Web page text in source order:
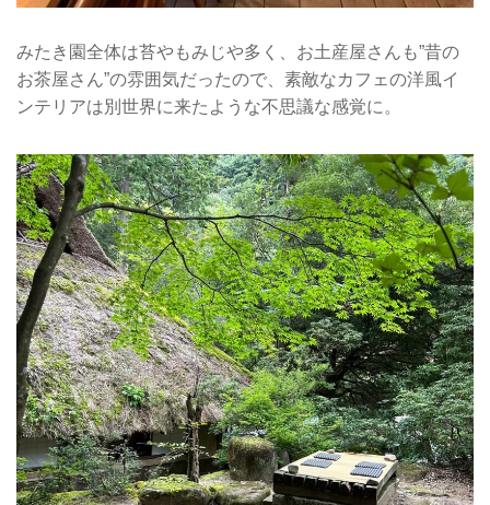
みたき園全体は苔やもみじや多く、お土産屋さんも”昔の
お茶屋さん”の雰囲気だったので、素敵なカフェの洋風イ
ンテリアは別世界に来たような不思議な感覚に。